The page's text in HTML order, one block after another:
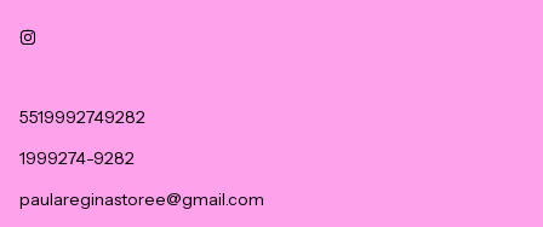
5519992749282
1999274-9282
paulareginastoree@gmail.com